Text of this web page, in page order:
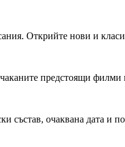
Открийте нови и
предстоящи
състав, очаквана дата и